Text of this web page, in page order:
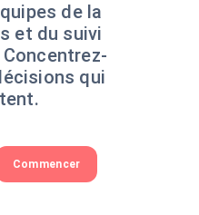
de la
et du suivi
qui
Commencer